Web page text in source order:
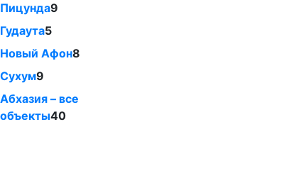
Пицунда9
Гудаута5
Новый Афон8
Сухум9
Абхазия – все
объекты40